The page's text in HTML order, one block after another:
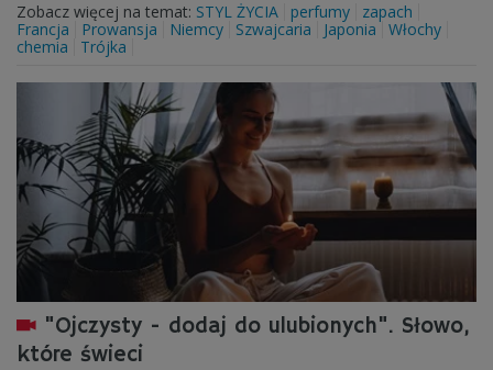
Zobacz więcej na temat: STYL ŻYCIA perfumy
zapach
Francja
Prowansja Niemcy Szwajcaria Japonia
Włochy
chemia
Trójka
"Ojczysty - dodaj do ulubionych". Słowo,
które świeci